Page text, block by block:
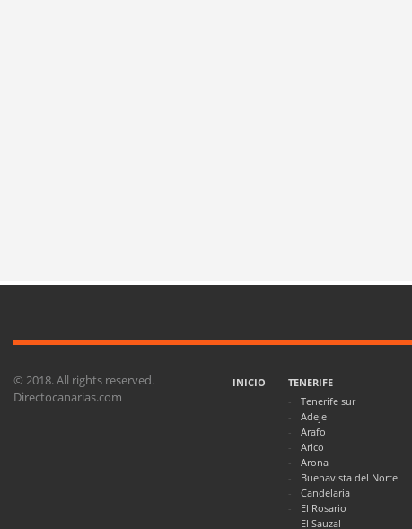
INICIO
TENERIFE
Tenerife sur
Adeje
Arafo
Arico
Arona
Buenavista del Norte
Candelaria
El Rosario
El Sauzal
© 2018. All rights reserved.
Directocanarias.com